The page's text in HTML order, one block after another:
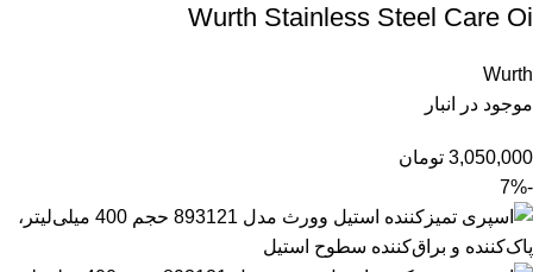
Wurth Stainless Steel Care Oi
Wurth
موجود در انبار
3,050,000 تومان
-7%